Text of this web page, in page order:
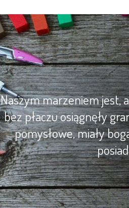
Naszym marzeniem jest,
bez płaczu osiągnęły
pomysłowe, miały